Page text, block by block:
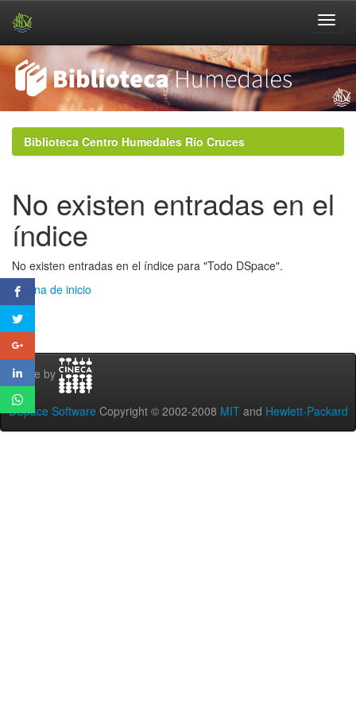
navigationBiblioteca Centro Humedales Río Cruces
No existen entradas en el
índice
No existen entradas en el índice para "Todo DSpace".
Página de inicio
Theme by
DSpace Software Copyright © 2002-2008 MIT and Hewlett-Packard